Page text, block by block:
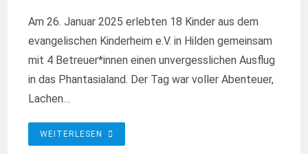
Am 26. Januar 2025 erlebten 18 Kinder aus dem
evangelischen Kinderheim e.V. in Hilden gemeinsam
mit 4 Betreuer*innen einen unvergesslichen Ausflug
in das Phantasialand. Der Tag war voller Abenteuer,
Lachen…
WEITERLESEN
EIN
WINTERTRAUM